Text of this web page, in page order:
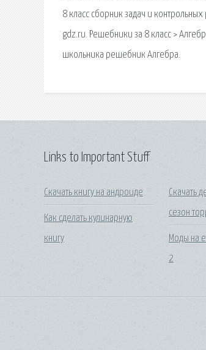
8 класс сборник задач и
gdz.ru. Решебники за 8 класс >
школьника решебник Алгебра.
Links to Important Stuff
Скачать книгу на андроиде
Как сделать кулинарную
книгу
Скачать
сезон
Моды на
2